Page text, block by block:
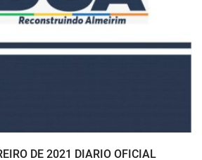
DE 2021 DIARIO OFICIAL